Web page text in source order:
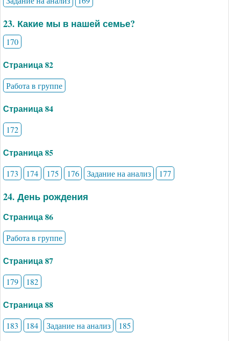
23. Какие мы в нашей семье?
170
Страница 82
Работа в группе
Страница 84
172
Страница 85
173 174 175 176 Задание на анализ 177
24. День рождения
Страница 86
Работа в группе
Страница 87
179 182
Страница 88
183 184 Задание на анализ 185